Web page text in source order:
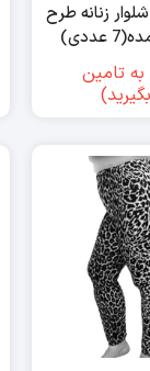
زنانه طرح
به تامین